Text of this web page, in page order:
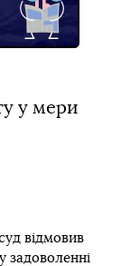
у мери
відмовив
задоволенні